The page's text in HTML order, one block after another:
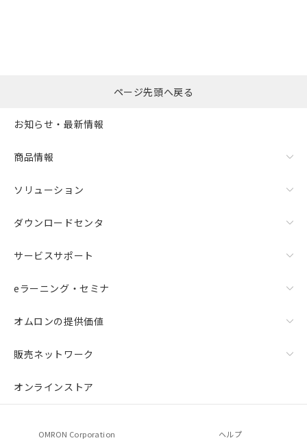
括ダウンロード
ページ先頭へ戻る
お知らせ・最新情報
商品情報
ソリューション
ダウンロードセンタ
サービスサポート
eラーニング・セミナ
オムロンの提供価値
販売ネットワーク
オンラインストア
OMRON Corporation ヘルプ